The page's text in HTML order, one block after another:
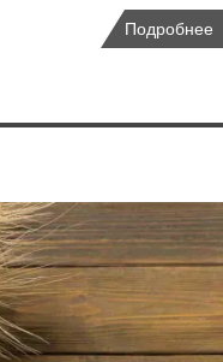
Подробнее